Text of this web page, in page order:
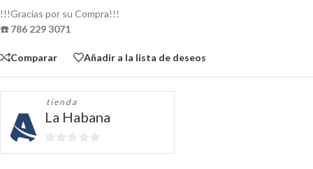
!!!Gracias por su Compra!!!
☎️ 786 229 3071
Comparar Añadir a la lista de deseos
tienda
La Habana
0